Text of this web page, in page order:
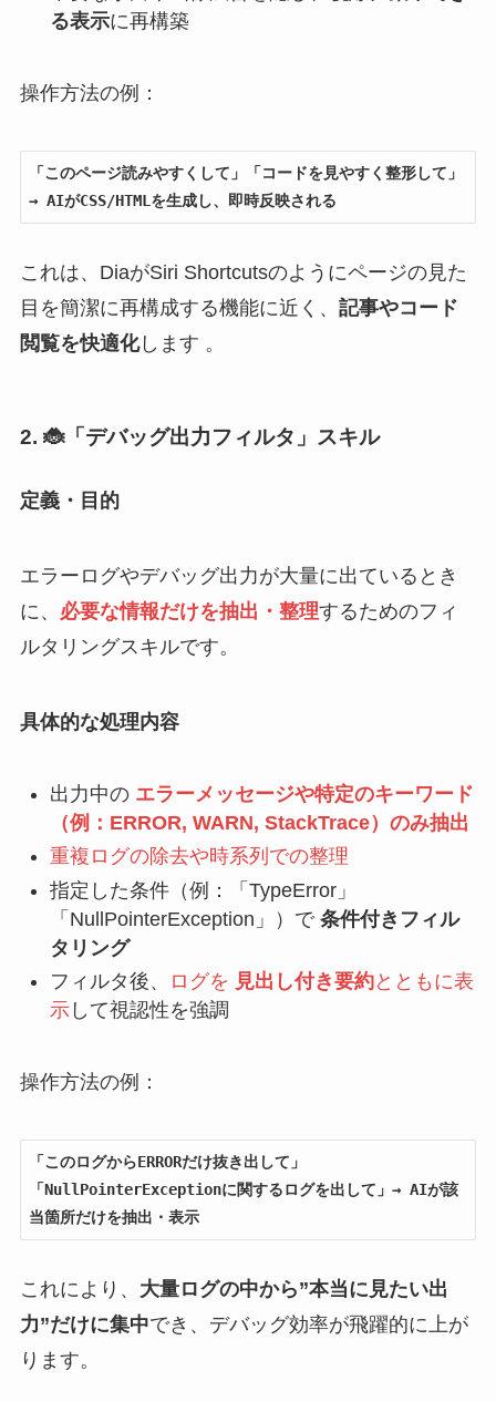
る表示に再構築
操作方法の例：
「このページ読みやすくして」「コードを見やすく整形して」
→ AIがCSS/HTMLを生成し、即時反映される
これは、DiaがSiri Shortcutsのようにページの見た
目を簡潔に再構成する機能に近く、 記事やコード
閲覧を快適化します 。
2. 🐞「デバッグ出力フィルタ」スキル
定義・目的
エラーログやデバッグ出力が大量に出ているとき
に、 必要な情報だけを抽出・整理するためのフィ
ルタリングスキルです。
具体的な処理内容
出力中の エラーメッセージや特定のキーワード
（例：ERROR, WARN, StackTrace）のみ抽出
重複ログの除去や時系列での整理
指定した条件（例：「TypeError」
「NullPointerException」）で 条件付きフィル
タリング
フィルタ後、
ログを 見出し付き要約とともに表
示して視認性を強調
操作方法の例：
「このログからERRORだけ抜き出して」
「NullPointerExceptionに関するログを出して」→ AIが該
当箇所だけを抽出・表示
これにより、 大量ログの中から”本当に見たい出
力”だけに集中でき、デバッグ効率が飛躍的に上が
ります。